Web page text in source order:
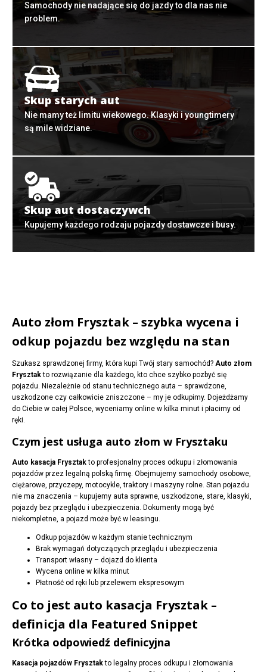
Samochody nie nadające się do jazdy to dla nas nie
problem.
Skup starych aut
Nie mamy też limitu wiekowego. Klasyki i youngtimery
są mile widziane.
Skup aut dostaczywch
Kupujemy każdego rodzaju pojazdy dostawcze i busy.
Auto złom Frysztak – szybka wycena i
odkup pojazdu bez względu na stan
Szukasz sprawdzonej firmy, która kupi Twój stary samochód? Auto złom
Frysztakto rozwiązanie dla każdego, kto chce szybko pozbyć się
pojazdu. Niezależnie od stanu technicznego auta – sprawdzone,
uszkodzone czy całkowicie zniszczone – my je odkupimy. Dojeżdżamy
do Ciebie w całej Polsce, wyceniamy online w kilka minut i płacimy od
ręki.
Czym jest usługa auto złom w Frysztaku
Auto kasacja Frysztakto profesjonalny proces odkupu i złomowania
pojazdów przez legalną polską firmę. Obejmujemy samochody osobowe,
ciężarowe, przyczepy, motocykle, traktory i maszyny rolne. Stan pojazdu
nie ma znaczenia – kupujemy auta sprawne, uszkodzone, stare, klasyki,
pojazdy bez przeglądu i ubezpieczenia. Dokumenty mogą być
niekompletne, a pojazd może być w leasingu.
Odkup pojazdów w każdym stanie technicznym
Brak wymagań dotyczących przeglądu i ubezpieczenia
Transport własny – dojazd do klienta
Wycena online w kilka minut
Płatność od ręki lub przelewem ekspresowym
Co to jest auto kasacja Frysztak –
definicja dla Featured Snippet
Krótka odpowiedź definicyjna
Kasacja pojazdów Frysztakto legalny proces odkupu i złomowania